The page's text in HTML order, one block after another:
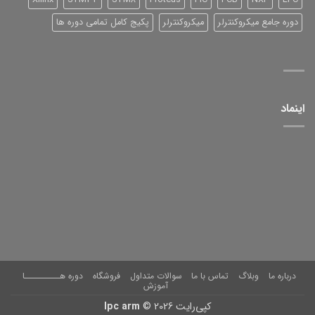
دوره جامع میکروکنترلر
میکروکنترلر پکیج کامل تمامی دوره ها
اینماد
درباره ما وبلاگ تماس با ما سوالات متداول فروشگاه دوره هــــــــــا
آموزش
کپی‌رایت 2026 © lpc arm